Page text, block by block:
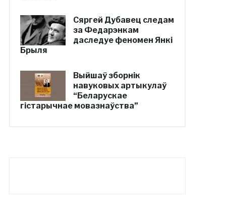
Сяргей Дубавец следам
за Федарэнкам
даследуе феномен Янкі
Брыля
Выйшаў зборнік
навуковых артыкулаў
“Беларускае
гістарычнае мовазнаўства”